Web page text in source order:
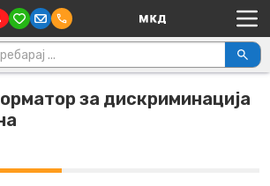
Main Navigation
за:
за дискриминација